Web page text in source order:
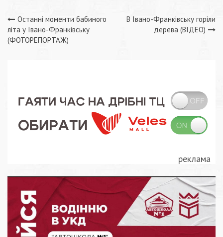
Навігація
записів
Останні моменти бабиного
літа у Івано-Франківську
(ФОТОРЕПОРТАЖ)
В Івано-Франківську горіли
дерева (ВІДЕО)